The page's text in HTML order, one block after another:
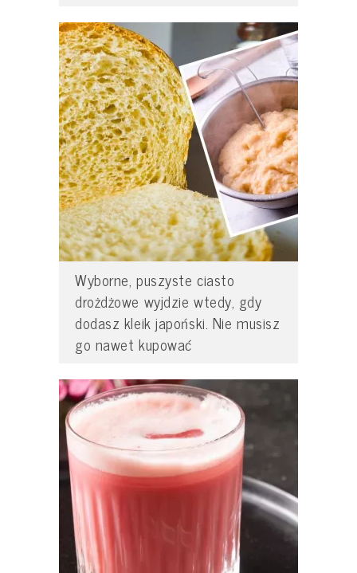
Wyborne, puszyste ciasto
drożdżowe wyjdzie wtedy, gdy
dodasz kleik japoński. Nie musisz
go nawet kupować